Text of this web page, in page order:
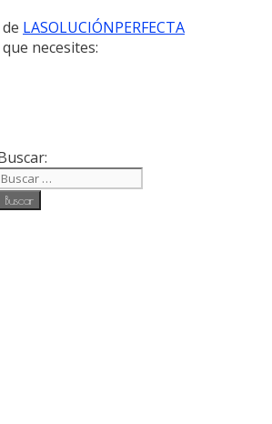
LASOLUCIÓNPERFECTA
necesites: